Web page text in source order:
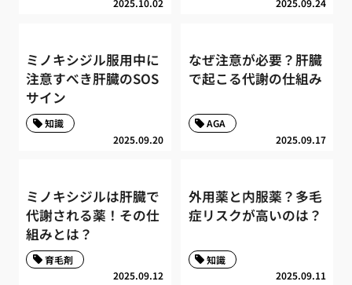
ミノキシジル服用中に
注意すべき肝臓のSOS
サイン
2025.09.20
知識
なぜ注意が必要？肝臓
で起こる代謝の仕組み
2025.09.17
AGA
ミノキシジルは肝臓で
代謝される薬！その仕
組みとは？
2025.09.12
育毛剤
外用薬と内服薬？多毛
症リスクが高いのは？
2025.09.11
知識